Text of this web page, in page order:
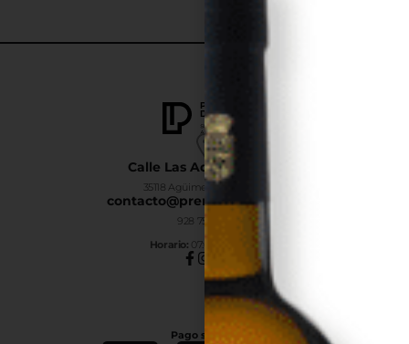
Calle Las Adelfas Nº6-B
35118 Agüimes, Las Palmas
contacto@premiumdrinks.es
928 754 363
Horario: 07:00h a 15:00h
Pago seguro